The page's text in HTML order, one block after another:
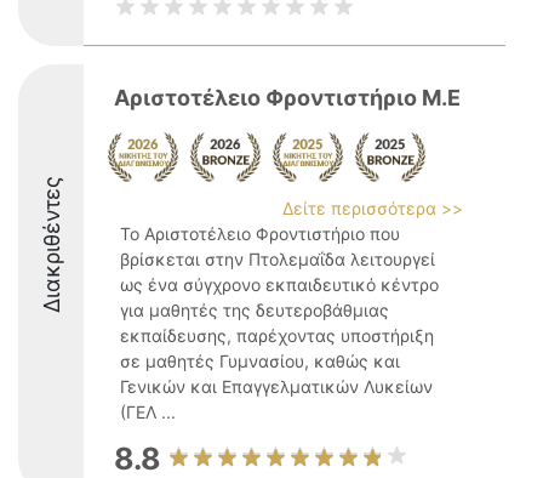
Διακριθέντες
Αριστοτέλειο Φροντιστήριο Μ.Ε
Δείτε περισσότερα >>
Το Αριστοτέλειο Φροντιστήριο που
βρίσκεται στην Πτολεμαΐδα λειτουργεί
ως ένα σύγχρονο εκπαιδευτικό κέντρο
για μαθητές της δευτεροβάθμιας
εκπαίδευσης, παρέχοντας υποστήριξη
σε μαθητές Γυμνασίου, καθώς και
Γενικών και Επαγγελματικών Λυκείων
(ΓΕΛ ...
8.8